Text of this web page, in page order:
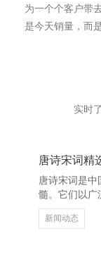
为一个个客户带
是今天销量，而
实时
唐诗宋词精
唐诗宋词是
髓。它们以广
地，成为中汉
厚谊的表达
新闻动态